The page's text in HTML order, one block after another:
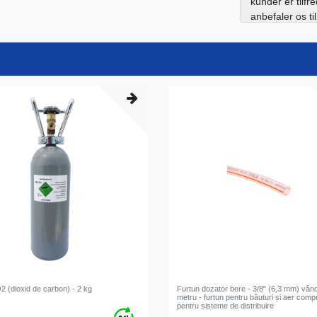
anbefaler os
(dioxid de carbon) - 2 kg
Furtun dozator bere - 3/8" (6,3 mm)
metru - furtun pentru băuturi și aer
pentru sisteme de distribuire